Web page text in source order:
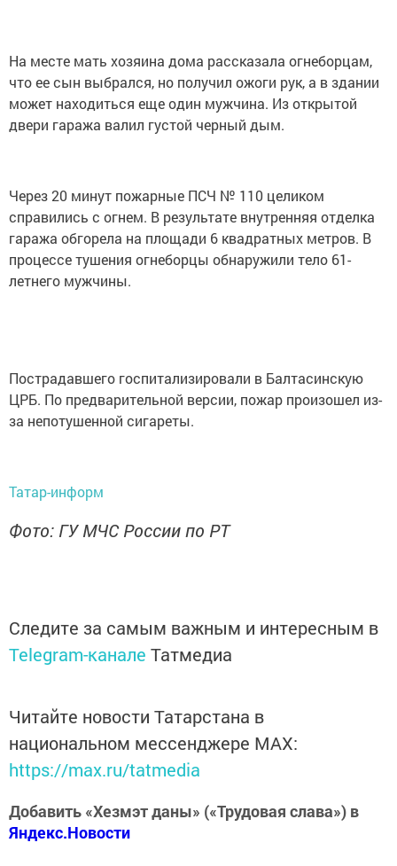
На месте мать хозяина дома рассказала огнеборцам,
что ее сын выбрался, но получил ожоги рук, а в здании
может находиться еще один мужчина. Из открытой
двери гаража валил густой черный дым.
Через 20 минут пожарные ПСЧ № 110 целиком
справились с огнем. В результате внутренняя отделка
гаража обгорела на площади 6 квадратных метров. В
процессе тушения огнеборцы обнаружили тело 61-
летнего мужчины.
Пострадавшего госпитализировали в Балтасинскую
ЦРБ. По предварительной версии, пожар произошел из-
за непотушенной сигареты.
Татар-информ
Фото: ГУ МЧС России по РТ
Следите за самым важным и интересным в
Telegram-канале Татмедиа
Читайте новости Татарстана в
национальном мессенджере MАХ:
https://max.ru/tatmedia
Добавить «Хезмэт даны» («Трудовая слава») в
Яндекс.Новости